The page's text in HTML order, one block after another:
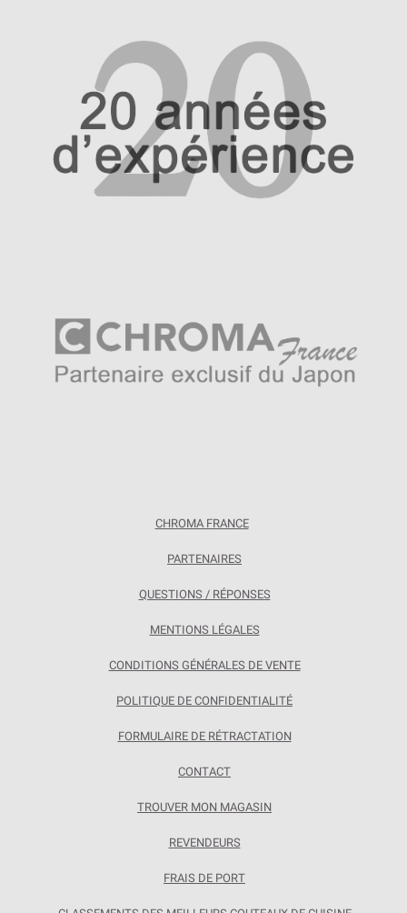
CHROMA FRANCE
PARTENAIRES
QUESTIONS / RÉPONSES
MENTIONS LÉGALES
CONDITIONS GÉNÉRALES DE VENTE
POLITIQUE DE CONFIDENTIALITÉ
FORMULAIRE DE RÉTRACTATION
CONTACT
TROUVER MON MAGASIN
REVENDEURS
FRAIS DE PORT